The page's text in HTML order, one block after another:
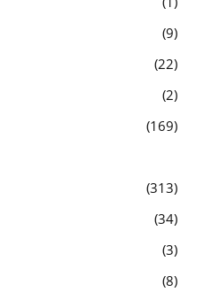
9
22
2
169
313
34
3
8